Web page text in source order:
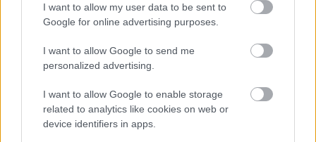
I want to allow my user data to be sent to
Google for online advertising purposes.
I want to allow Google to send me
personalized advertising.
I want to allow Google to enable storage
related to analytics like cookies on web or
device identifiers in apps.